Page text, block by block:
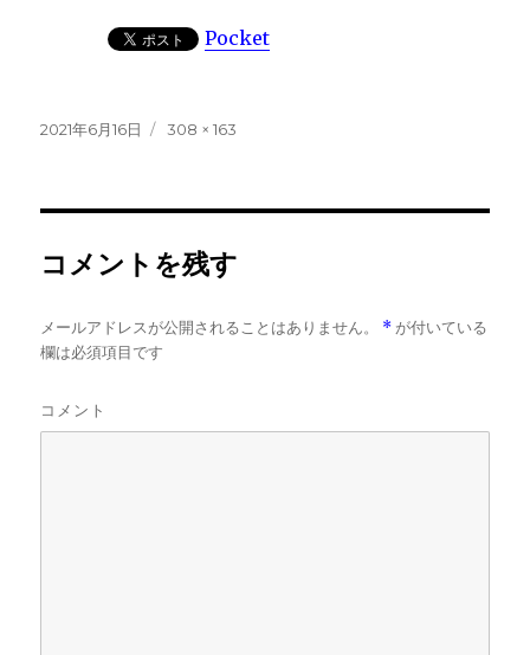
Pocket
投
2021年6月16日
フ
308 × 163
コメントを残す
メールアドレスが公開されることはありません。 * が付いている
欄は必須項目です
コメント